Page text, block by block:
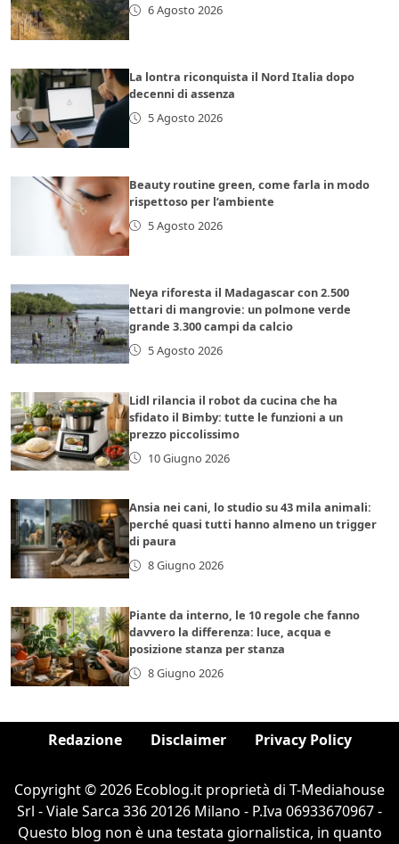
6 Agosto 2026
La lontra riconquista il Nord Italia dopo
decenni di assenza
5 Agosto 2026
Beauty routine green, come farla in modo
rispettoso per l’ambiente
5 Agosto 2026
Neya riforesta il Madagascar con 2.500
ettari di mangrovie: un polmone verde
grande 3.300 campi da calcio
5 Agosto 2026
Lidl rilancia il robot da cucina che ha
sfidato il Bimby: tutte le funzioni a un
prezzo piccolissimo
10 Giugno 2026
Ansia nei cani, lo studio su 43 mila animali:
perché quasi tutti hanno almeno un trigger
di paura
8 Giugno 2026
Piante da interno, le 10 regole che fanno
davvero la differenza: luce, acqua e
posizione stanza per stanza
8 Giugno 2026
Redazione Disclaimer Privacy Policy
Copyright © 2026 Ecoblog.it proprietà di T-Mediahouse
Srl - Viale Sarca 336 20126 Milano - P.Iva 06933670967 -
Questo blog non è una testata giornalistica, in quanto